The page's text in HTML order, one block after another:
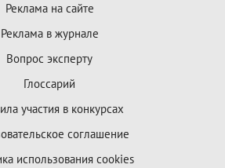
Реклама на сайте
Реклама в журнале
Вопрос эксперту
Глоссарий
участия в конкурсах
соглашение
использования cookies